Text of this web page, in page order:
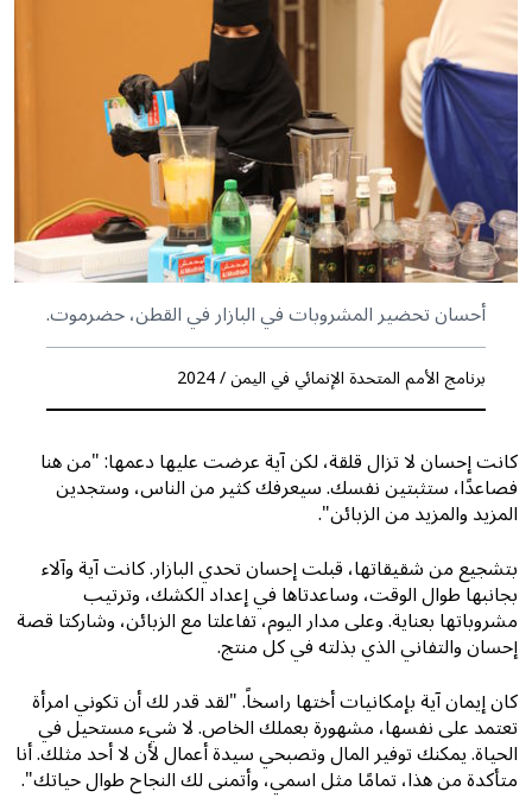
أحسان تحضير المشروبات في البازار في القطن، حضرموت.
برنامج الأمم المتحدة الإنمائي في اليمن / 2024
كانت إحسان لا تزال قلقة، لكن آية عرضت عليها دعمها: "من هنا
فصاعدًا، ستثبتين نفسك. سيعرفك كثير من الناس، وستجدين
المزيد والمزيد من الزبائن".
بتشجيع من شقيقاتها، قبلت إحسان تحدي البازار. كانت آية وآلاء
بجانبها طوال الوقت، وساعدتاها في إعداد الكشك، وترتيب
مشروباتها بعناية. وعلى مدار اليوم، تفاعلتا مع الزبائن، وشاركتا قصة
إحسان والتفاني الذي بذلته في كل منتج.
كان إيمان آية بإمكانيات أختها راسخاً. "لقد قدر لك أن تكوني امرأة
تعتمد على نفسها، مشهورة بعملك الخاص. لا شيء مستحيل في
الحياة. يمكنك توفير المال وتصبحي سيدة أعمال لأن لا أحد مثلك. أنا
متأكدة من هذا، تمامًا مثل اسمي، وأتمنى لك النجاح طوال حياتك".